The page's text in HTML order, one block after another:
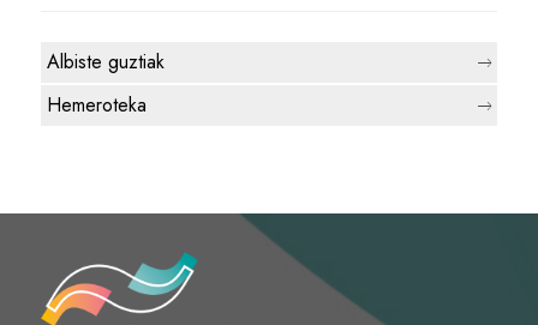
Albiste guztiak
Hemeroteka